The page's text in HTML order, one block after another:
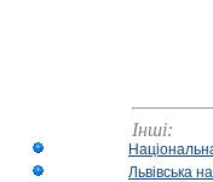
Інші:
Львівська